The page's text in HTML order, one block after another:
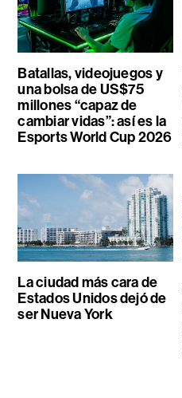
Batallas, videojuegos y
una bolsa de US$75
millones “capaz de
cambiar vidas”: así es la
Esports World Cup 2026
La ciudad más cara de
Estados Unidos dejó de
ser Nueva York